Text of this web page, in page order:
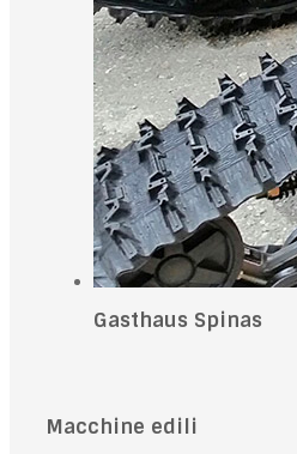
Gasthaus Spinas
Macchine edili